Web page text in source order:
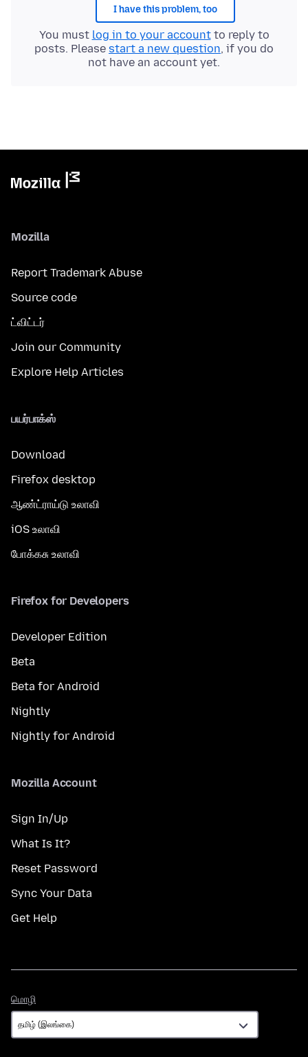
I have this problem, too
You must log in to your accountto reply to
posts. Please start a new question, if you do
not have an account yet.
Mozilla
Report Trademark Abuse
Source code
ட்விட்டர்
Join our Community
Explore Help Articles
பயர்பாக்ஸ்
Download
Firefox desktop
ஆண்ட்ராய்டு உலாவி
iOS உலாவி
போக்கசு உலாவி
Firefox for Developers
Developer Edition
Beta
Beta for Android
Nightly
Nightly for Android
Mozilla Account
Sign In/Up
What Is It?
Reset Password
Sync Your Data
Get Help
மொழி